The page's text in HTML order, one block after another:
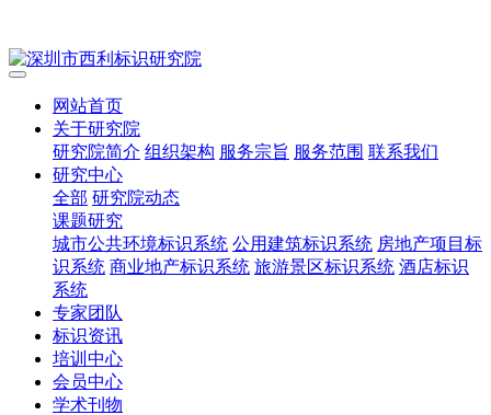
网站首页
关于研究院
研究院简介 组织架构 服务宗旨 服务范围 联系我们
研究中心
全部 研究院动态
课题研究
城市公共环境标识系统 公用建筑标识系统 房地产项目标
识系统 商业地产标识系统 旅游景区标识系统 酒店标识
系统
专家团队
标识资讯
培训中心
会员中心
学术刊物